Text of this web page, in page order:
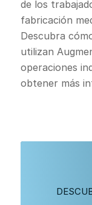
de los
fabricación
Descubra
utilizan
operaciones
obtener más